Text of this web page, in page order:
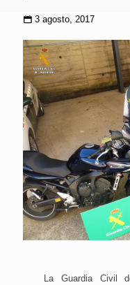
3 agosto, 2017
La Guardia Civil